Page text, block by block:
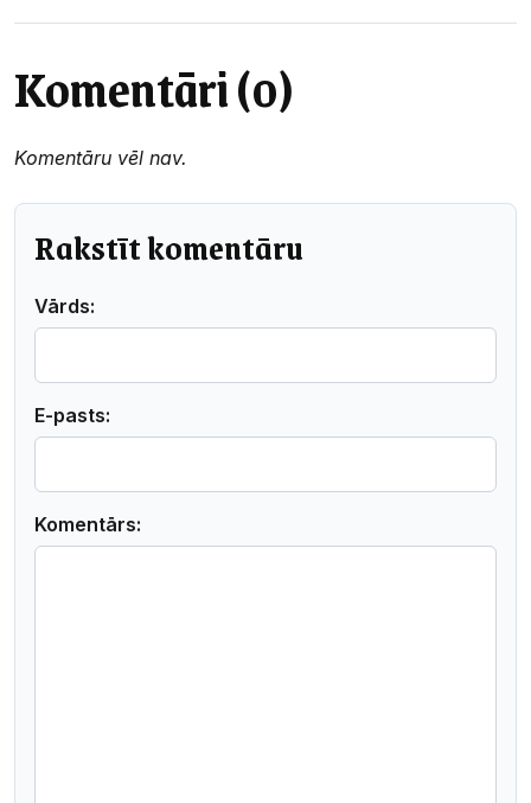
Komentāri (0)
Komentāru vēl nav.
Rakstīt komentāru
Vārds:
E-pasts:
Komentārs: